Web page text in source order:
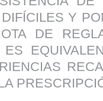
Y
DE